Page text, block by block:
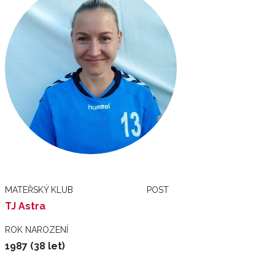
MATEŘSKÝ KLUB
TJ Astra
POST
ROK NAROZENÍ
1987 (38 let)